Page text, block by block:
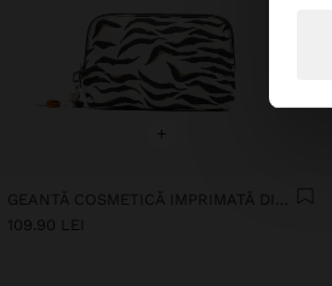
+
GEANTĂ COSMETICĂ IMPRIMATĂ DIN NAILON
109.90 LEI